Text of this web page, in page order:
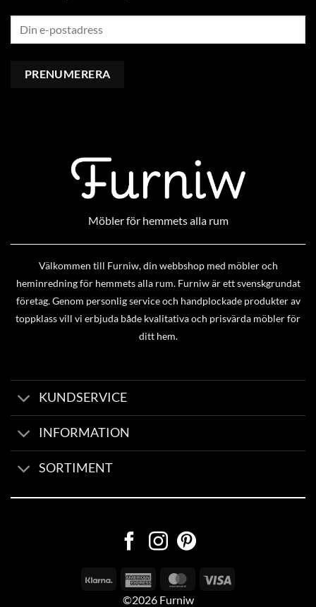
Möbler för hemmets alla rum
Välkommen till Furniw, din webbshop med möbler och
heminredning för hemmets alla rum. Furniw är ett svenskgrundat
företag. Genom personlig service och handplockade produkter av
toppklass vill vi erbjuda både kvalitativa och prisvärda möbler för
ditt hem.
KUNDSERVICE
INFORMATION
SORTIMENT
©2026 Furniw